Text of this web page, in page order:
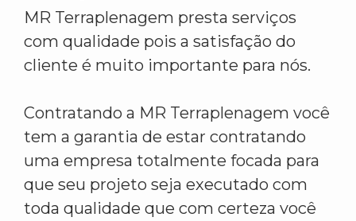
MR Terraplenagem presta serviços
com qualidade pois a satisfação do
cliente é muito importante para nós.
Contratando a MR Terraplenagem você
tem a garantia de estar contratando
uma empresa totalmente focada para
que seu projeto seja executado com
toda qualidade que com certeza você